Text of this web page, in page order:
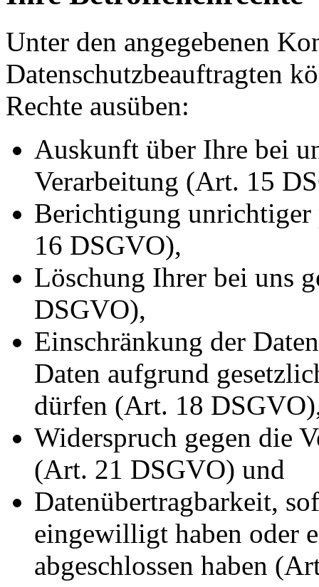
Unter den angegebenen
Datenschutzbeauftragten
Rechte ausüben:
Auskunft über Ihre bei
Verarbeitung (Art. 15
Berichtigung unrichtiger
16 DSGVO),
Löschung Ihrer bei uns
DSGVO),
Einschränkung der
Daten aufgrund
dürfen (Art. 18
Widerspruch gegen die
(Art. 21 DSGVO) und
Datenübertragbarkeit,
eingewilligt haben oder
abgeschlossen haben